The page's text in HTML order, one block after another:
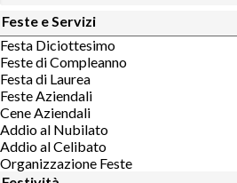
Feste e Servizi
Festa Diciottesimo
Feste di Compleanno
Festa di Laurea
Feste Aziendali
Cene Aziendali
Addio al Nubilato
Addio al Celibato
Organizzazione Feste